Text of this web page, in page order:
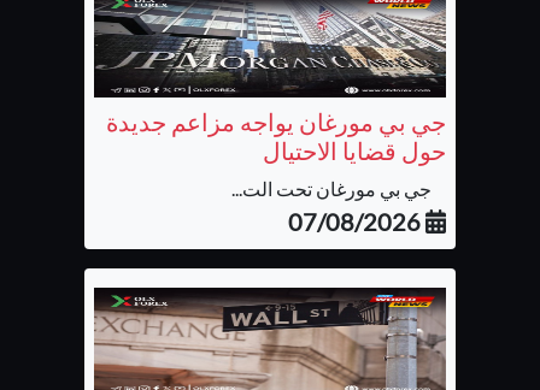
جي بي مورغان يواجه مزاعم جديدة
حول قضايا الاحتيال
جي بي مورغان تحت الت...
07/08/2026